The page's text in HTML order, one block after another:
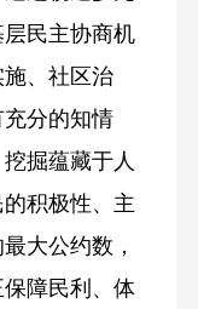
民主协商机
、社区治
分的知情
掘蕴藏于人
积极性、主
大公约数，
障民利、体